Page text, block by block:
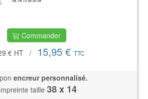
Commander
€ HT / 15,95 € TTC
encreur personnalisé.
taille 38 x 14